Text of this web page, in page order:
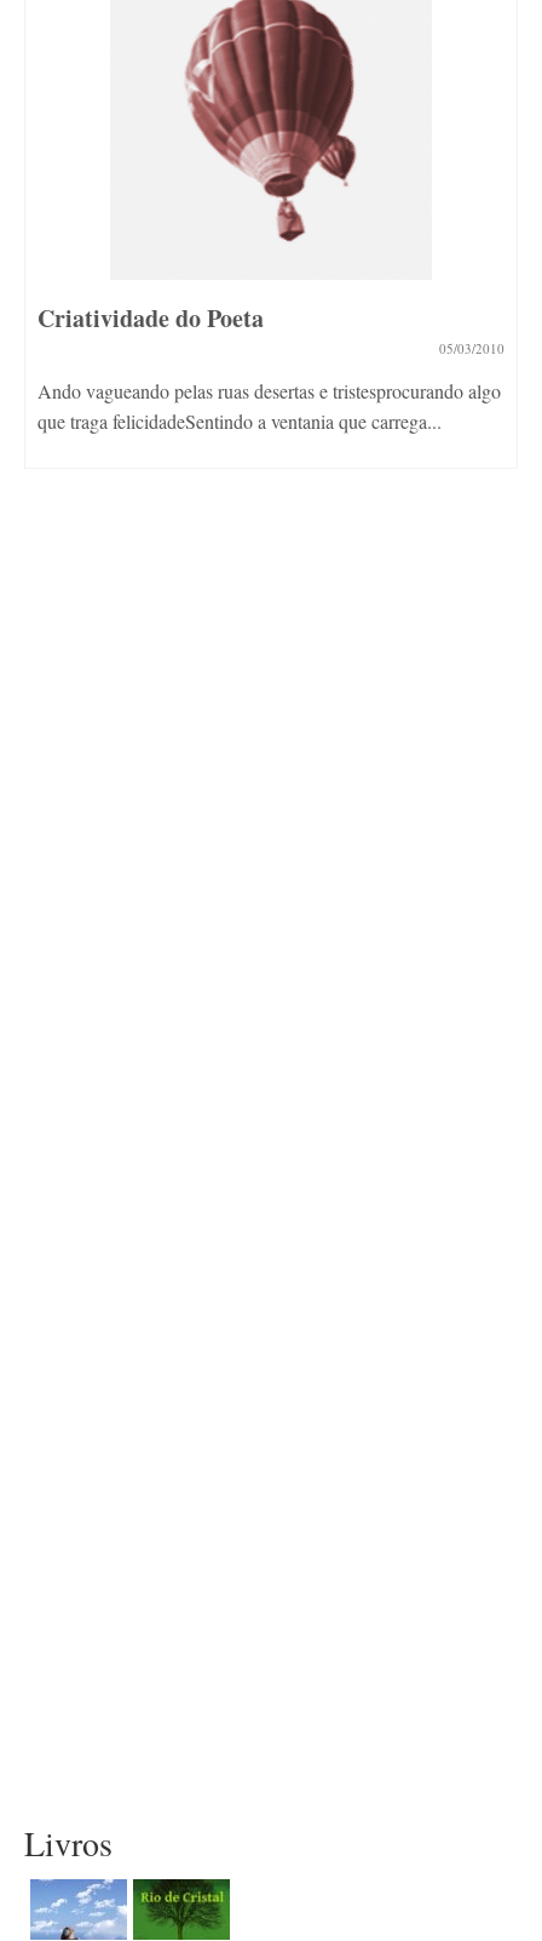
Criatividade do Poeta
05/03/2010
Ando vagueando pelas ruas desertas e tristesprocurando algo
que traga felicidadeSentindo a ventania que carrega...
Livros